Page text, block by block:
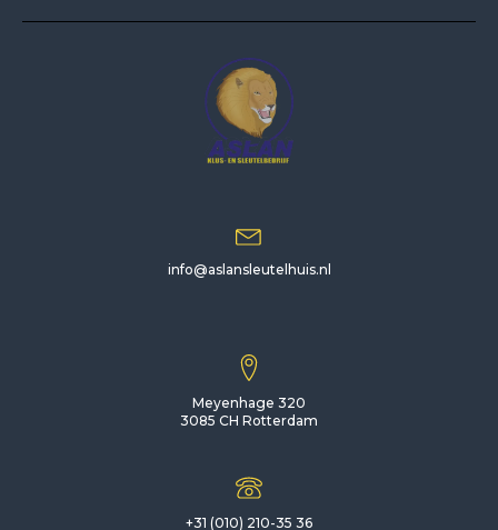
info@aslansleutelhuis.nl
Meyenhage 320
3085 CH Rotterdam
+31 (010) 210-35 36